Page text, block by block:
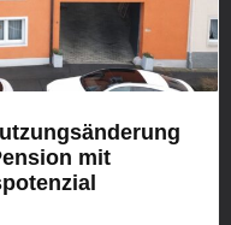
mit